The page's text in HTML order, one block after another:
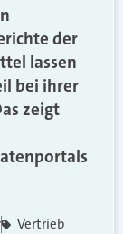
der
lassen
bei ihrer
zeigt
Vertrieb